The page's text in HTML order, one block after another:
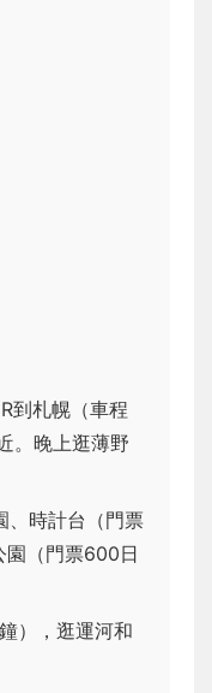
到札幌（車程
。晚上逛薄野
、時計台（門票
園（門票600日
），逛運河和